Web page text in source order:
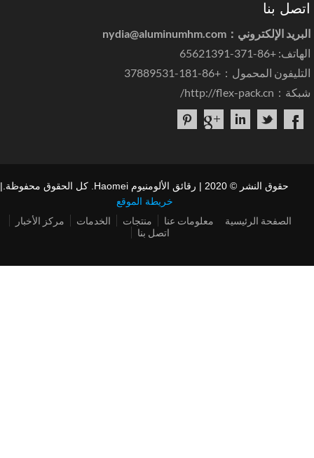
بنا
الإلكتروني： nydia@aluminumhm.com
+86-371-65621391
المحمول：+86-181-37889531
：
http://flex-pack.cn/
حقوق النشر © 2020 | رقائق الألومنيوم Haomei. كل الحقوق محفوظة.|
خريطة الموقع
الصفحة الرئيسية معلومات عنا منتجات الخدمات
مركز الأخبار
اتصل بنا